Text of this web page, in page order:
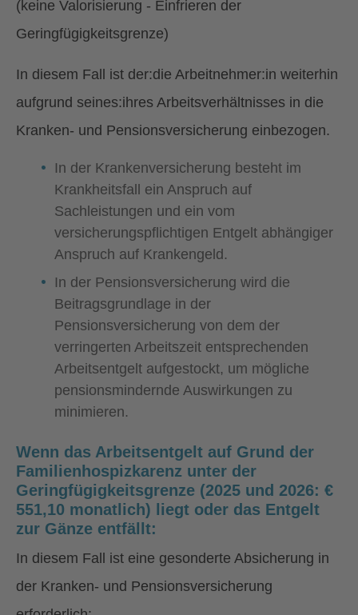
(keine Valorisierung - Einfrieren der
Geringfügigkeitsgrenze)
In diesem Fall ist der:die Arbeitnehmer:in weiterhin
aufgrund seines:ihres Arbeitsverhältnisses in die
Kranken- und Pensionsversicherung einbezogen.
In der Krankenversicherung besteht im
Krankheitsfall ein Anspruch auf
Sachleistungen und ein vom
versicherungspflichtigen Entgelt abhängiger
Anspruch auf Krankengeld.
In der Pensionsversicherung wird die
Beitragsgrundlage in der
Pensionsversicherung von dem der
verringerten Arbeitszeit entsprechenden
Arbeitsentgelt aufgestockt, um mögliche
pensionsmindernde Auswirkungen zu
minimieren.
Wenn das Arbeitsentgelt auf Grund der
Familienhospizkarenz unter der
Geringfügigkeitsgrenze (2025 und 2026: €
551,10 monatlich) liegt oder das Entgelt
zur Gänze entfällt:
In diesem Fall ist eine gesonderte Absicherung in
der Kranken- und Pensionsversicherung